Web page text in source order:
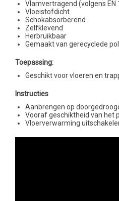
Vlamvertragend (volgens EN
Vloeistofdicht
Schokabsorberend
Zelfklevend
Herbruikbaar
Gemaakt van gerecyclede
Toepassing:
Geschikt voor vloeren en
Instructies
Aanbrengen op
Vooraf geschiktheid van het
Vloerverwarming